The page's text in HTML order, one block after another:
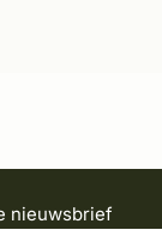
nieuwsbrief